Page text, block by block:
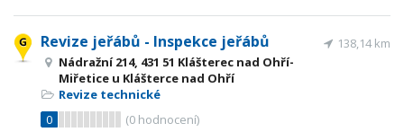
Revize jeřábů - Inspekce jeřábů
Nádražní 214, 431 51 Klášterec nad Ohří-
Miřetice u Klášterce nad Ohří
Revize technické
0
(0 hodnocení)
138,14 km